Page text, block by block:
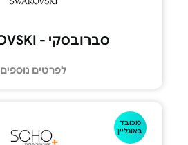
סברובסקי - SWAROVSKI
לפרטים נוספים
מכובד
באונליין